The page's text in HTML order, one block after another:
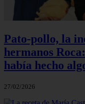
Pato-pollo, la
hermanos
había hecho
27/02/2026